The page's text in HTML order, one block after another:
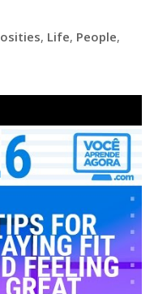
, Life, People,